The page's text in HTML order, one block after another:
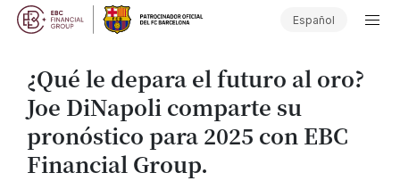
Español
¿Qué le depara el futuro al oro?
Joe DiNapoli comparte su
pronóstico para 2025 con EBC
Financial Group.